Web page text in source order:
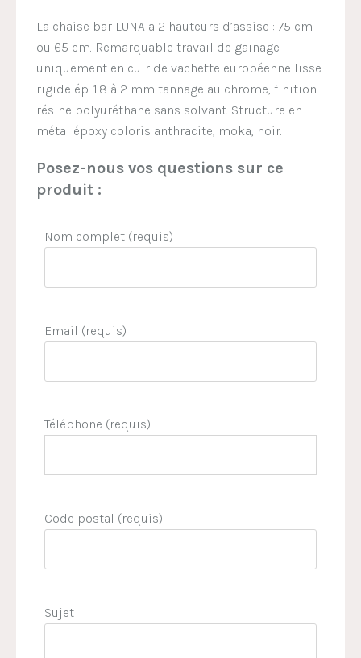
La chaise bar LUNA a 2 hauteurs d’assise : 75 cm
ou 65 cm. Remarquable travail de gainage
uniquement en cuir de vachette européenne lisse
rigide ép. 1.8 à 2 mm tannage au chrome, finition
résine polyuréthane sans solvant. Structure en
métal époxy coloris anthracite, moka, noir.
Posez-nous vos questions sur ce
produit :
Nom complet (requis)
Email (requis)
Téléphone (requis)
Code postal (requis)
Sujet